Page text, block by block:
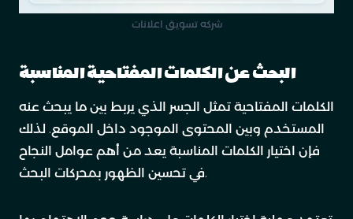
شركه تسويق اعلانات
البحث عن الكلمات المفتاحية المناسبة
الكلمات المفتاحية تمثل الجسر الذي يربط بين ما يبحث عنه
المستخدم وبين المحتوى الموجود داخل الموقع. لذلك
فإن اختيار الكلمات المناسبة يعد من أهم عوامل النجاح
في تحسين الظهور بمحركات البحث.